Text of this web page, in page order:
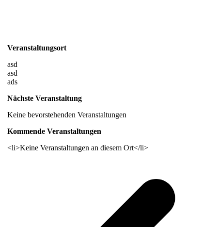
Veranstaltungsort
asd
asd
ads
Nächste Veranstaltung
Keine bevorstehenden Veranstaltungen
Kommende Veranstaltungen
<li>Keine Veranstaltungen an diesem Ort</li>